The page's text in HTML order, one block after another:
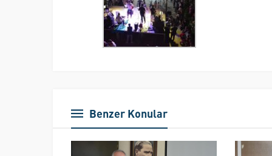
Benzer Konular